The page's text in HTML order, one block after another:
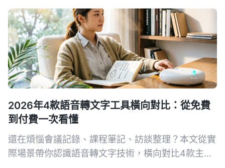
2026年4款語音轉文字工具橫向對比：從免費
到付費一次看懂
還在煩惱會議記錄、課程筆記、訪談整理？本文從實
際場景帶你認識語音轉文字技術，橫向對比4款主流